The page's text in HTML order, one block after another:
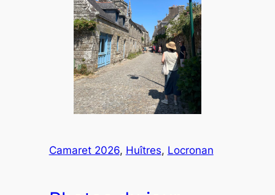
Camaret 2026, Huîtres, Locronan